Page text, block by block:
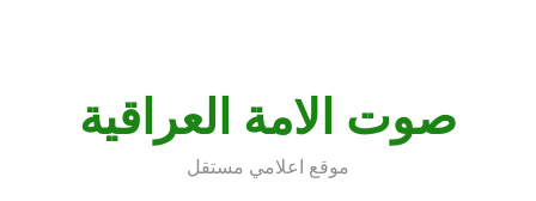
صوت الامة العراقية
موقع اعلامي مستقل